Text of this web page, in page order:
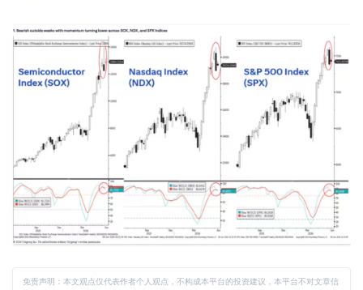
免责声明：本文观点仅代表作者个人观点，不构成本平台的投资建议，本平台不对文章信